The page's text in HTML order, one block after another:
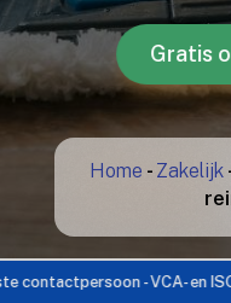
Gratis
Home - Zakelijk
- VCA- en ISO-